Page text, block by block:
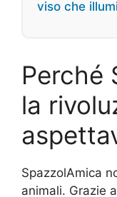
viso che
Perché
la
SpazzolAmica
animali. Grazie